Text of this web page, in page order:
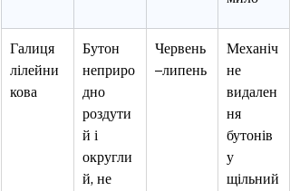
Галиця
лілейни
кова
Бутон
неприро
дно
роздути
й і
округли
й, не
Червень
–липень
Механіч
не
видален
ня
бутонів
у
щільний